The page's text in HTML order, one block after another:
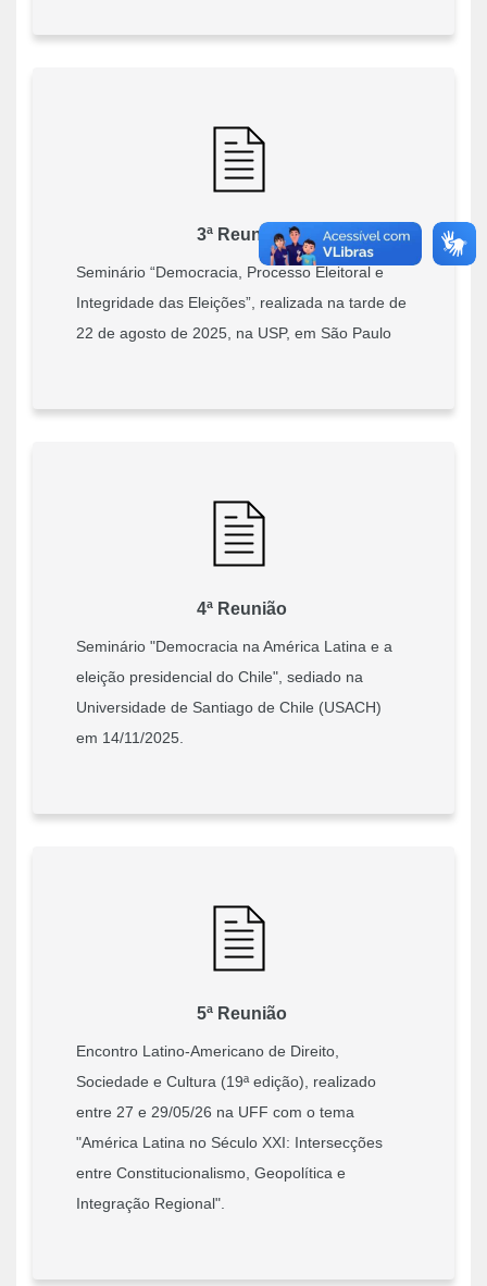
3ª Reunião
Seminário “Democracia, Processo Eleitoral e
Integridade das Eleições”, realizada na tarde de
22 de agosto de 2025, na USP, em São Paulo
4ª Reunião
Seminário "Democracia na América Latina e a
eleição presidencial do Chile", sediado na
Universidade de Santiago de Chile (USACH)
em 14/11/2025.
5ª Reunião
Encontro Latino-Americano de Direito,
Sociedade e Cultura (19ª edição), realizado
entre 27 e 29/05/26 na UFF com o tema
"América Latina no Século XXI: Intersecções
entre Constitucionalismo, Geopolítica e
Integração Regional".